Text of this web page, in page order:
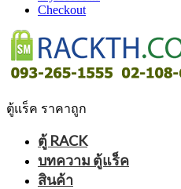
Checkout
ตู้แร็ค ราคาถูก
ตู้ RACK
บทความ ตู้แร็ค
สินค้า